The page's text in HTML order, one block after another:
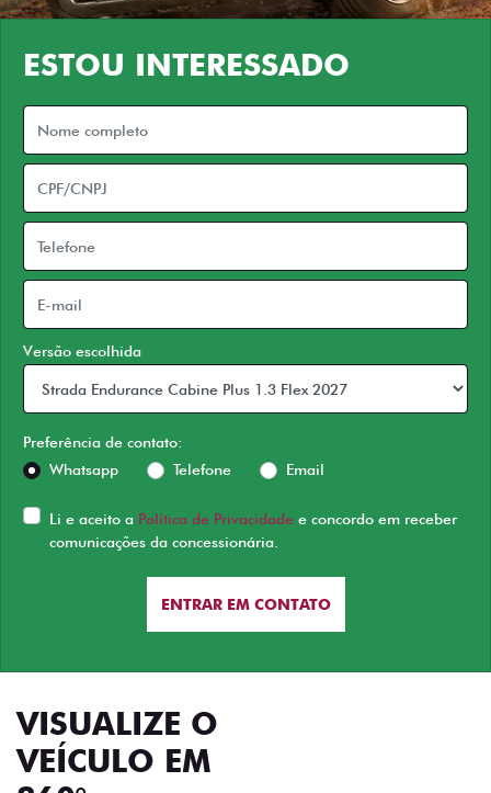
ESTOU INTERESSADO
Versão escolhida
Preferência de contato:
Whatsapp
Telefone Email
Li e aceito a Política de Privacidade e concordo em receber
comunicações da concessionária.
ENTRAR EM CONTATO
VISUALIZE O
VEÍCULO EM